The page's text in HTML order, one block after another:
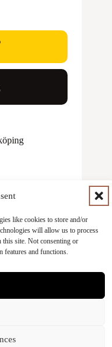
like cookies to store and/or
will allow us to process
this site. Not consenting or
features and functions.